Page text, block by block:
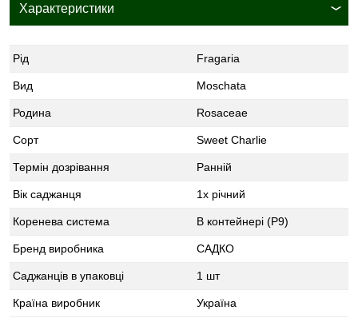
Характеристики
Рід Fragaria
Вид Moschata
Родина Rosaceae
Сорт Sweet Charlie
Термін дозрівання Ранній
Вік саджанця 1х річний
Коренева система В контейнері (Р9)
Бренд виробника САДКО
Саджанців в упаковці 1 шт
Країна виробник Україна